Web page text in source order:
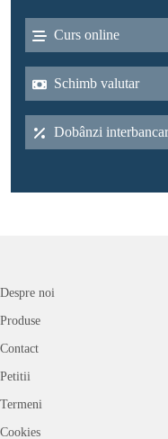
Curs online
Schimb valutar
Dobânzi
Despre noi
Produse
Contact
Petitii
Termeni
Cookies